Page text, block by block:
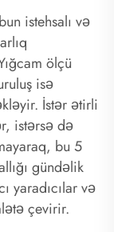
istehsalı və
ölçü
isə
İstər ətirli
istərsə də
bu 5
gündəlik
yaradıcılar və
çevirir.